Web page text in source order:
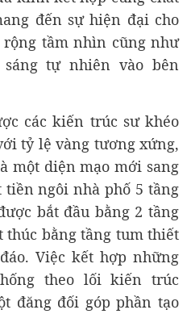
đến sự hiện đại cho
tầm nhìn cũng như
tự nhiên vào bên
các kiến trúc sư khéo
tỷ lệ vàng tương xứng,
một diện mạo mới sang
ngôi nhà phố 5 tầng
bắt đầu bằng 2 tầng
thúc bằng tầng tum thiết
Việc kết hợp những
theo lối kiến trúc
đăng đối góp phần tạo